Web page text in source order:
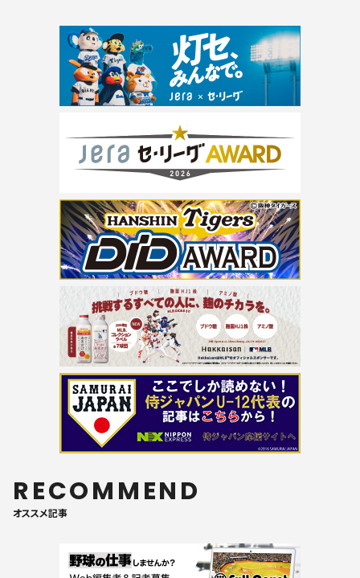
RECOMMEND
オススメ記事